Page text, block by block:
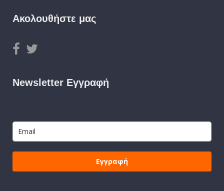
Ακολουθήστε μας
Newsletter Εγγραφή
Εγγραφή